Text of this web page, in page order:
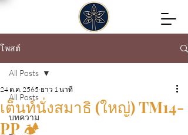
โพสต์
All Posts
บทความ
All Posts
เต็นท์นั่งสมาธิ (ใหญ่) TM14-
PP 🏕
24 ต.ค. 2565 ยาว 1 นาที